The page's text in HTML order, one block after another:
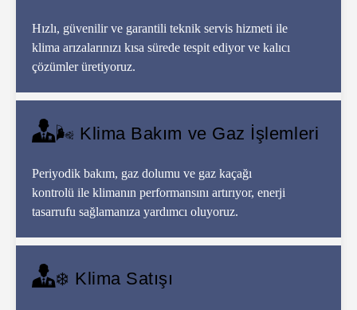
Hızlı, güvenilir ve garantili teknik servis hizmeti ile
klima arızalarınızı kısa sürede tespit ediyor ve kalıcı
çözümler üretiyoruz.
🌬️ Klima Bakım ve Gaz İşlemleri
Periyodik bakım, gaz dolumu ve gaz kaçağı
kontrolü ile klimanın performansını artırıyor, enerji
tasarrufu sağlamanıza yardımcı oluyoruz.
❄️ Klima Satışı